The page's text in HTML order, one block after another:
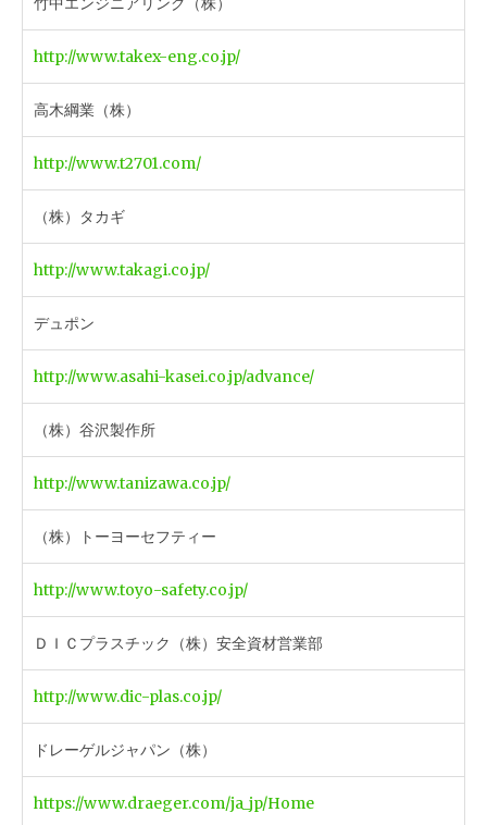
http://www.takex-eng.co.jp/
高木綱業（株）
http://www.t2701.com/
（株）タカギ
http://www.takagi.co.jp/
デュポン
http://www.asahi-kasei.co.jp/advance/
（株）谷沢製作所
http://www.tanizawa.co.jp/
（株）トーヨーセフティー
http://www.toyo-safety.co.jp/
ＤＩＣプラスチック（株）安全資材営業部
http://www.dic-plas.co.jp/
ドレーゲルジャパン（株）
https://www.draeger.com/ja_jp/Home